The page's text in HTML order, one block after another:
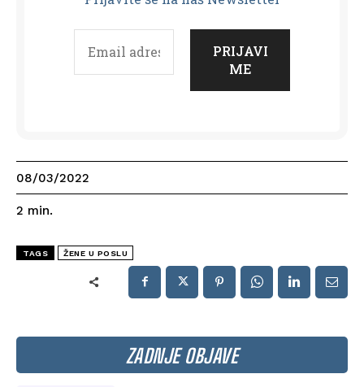
ZADNJE OBJAVE
08/03/2022
2 min.
TAGS ŽENE U POSLU